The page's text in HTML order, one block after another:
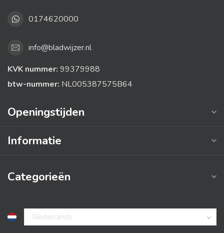
0174620000
info@bladwijzer.nl
KVK nummer: 99379988
btw-nummer: NL005387575B64
Openingstijden
Informatie
Categorieën